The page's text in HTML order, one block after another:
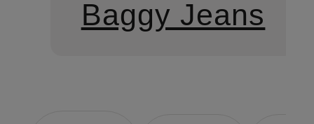
Baggy Jeans